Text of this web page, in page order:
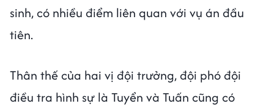
sinh, có nhiều điểm liên quan với vụ án đầu
tiên.
Thân thế của hai vị đội trưởng, đội phó đội
điều tra hình sự là Tuyển và Tuấn cũng có